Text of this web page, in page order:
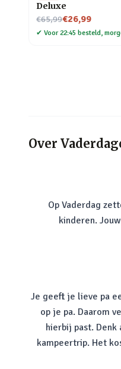
Deluxe
€65,99
Nu voor€26,99
✔ Voor 22:45 besteld,
Over
Op Vaderdag
kinderen.
Je geeft je lieve pa
op je pa. Daarom
hierbij past. Denk
kampeertrip. Het